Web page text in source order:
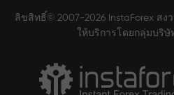
ลิขสิทธิ์© 2007-2026 InstaForex สง
ให้บริการโดยกลุ่มบริษั